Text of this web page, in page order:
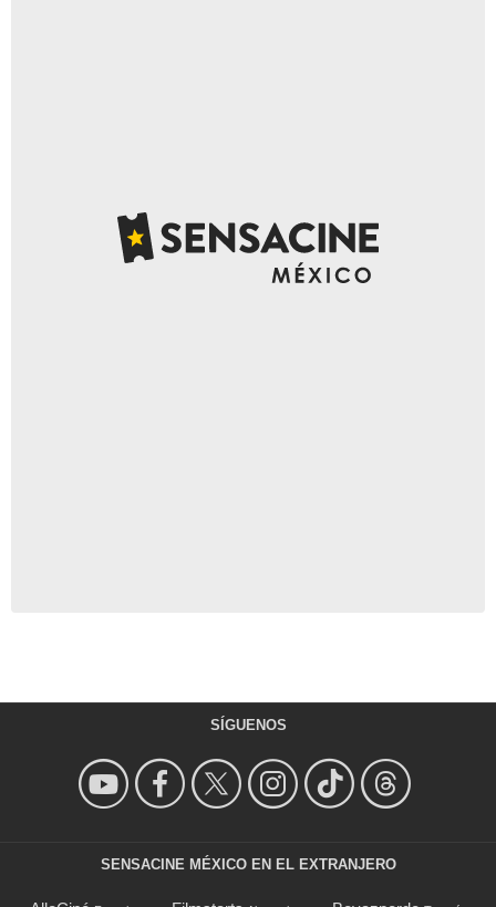
SÍGUENOS
SENSACINE MÉXICO EN EL EXTRANJERO